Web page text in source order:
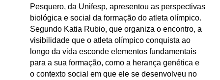
Pesquero, da Unifesp, apresentou as perspectivas
biológica e social da formação do atleta olímpico.
Segundo Katia Rubio, que organiza o encontro, a
visibilidade que o atleta olímpico conquista ao
longo da vida esconde elementos fundamentais
para a sua formação, como a herança genética e
o contexto social em que ele se desenvolveu no